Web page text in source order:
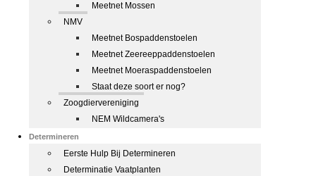
Meetnet Mossen
NMV
Meetnet Bospaddenstoelen
Meetnet Zeereeppaddenstoelen
Meetnet Moeraspaddenstoelen
Staat deze soort er nog?
Zoogdiervereniging
NEM Wildcamera's
Determineren
Eerste Hulp Bij Determineren
Determinatie Vaatplanten